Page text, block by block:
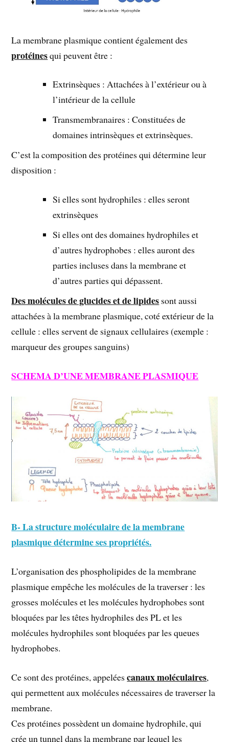
La membrane plasmique contient également des
protéinesqui peuvent être :
Extrinsèques : Attachées à l’extérieur ou à
l’intérieur de la cellule
Transmembranaires : Constituées de
domaines intrinsèques et extrinsèques.
C’est la composition des protéines qui détermine leur
disposition :
Si elles sont hydrophiles : elles seront
extrinsèques
Si elles ont des domaines hydrophiles et
d’autres hydrophobes : elles auront des
parties incluses dans la membrane et
d’autres parties qui dépassent.
Des molécules de glucides et de lipides sont aussi
attachées à la membrane plasmique, coté extérieur de la
cellule : elles servent de signaux cellulaires (exemple :
marqueur des groupes sanguins)
SCHEMA D’UNE MEMBRANE PLASMIQUE
B- La structure moléculaire de la membrane
plasmique détermine ses propriétés.
L’organisation des phospholipides de la membrane
plasmique empêche les molécules de la traverser : les
grosses molécules et les molécules hydrophobes sont
bloquées par les têtes hydrophiles des PL et les
molécules hydrophiles sont bloquées par les queues
hydrophobes.
Ce sont des protéines, appeléescanaux moléculaires,
qui permettent aux molécules nécessaires de traverser la
membrane.
Ces protéines possèdent un domaine hydrophile, qui
crée un tunnel dans la membrane par lequel les